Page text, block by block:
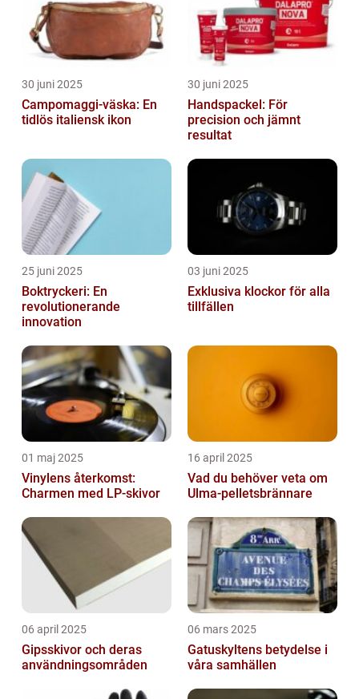
30 juni 2025
Campomaggi-väska: En
tidlös italiensk ikon
30 juni 2025
Handspackel: För
precision och jämnt
resultat
25 juni 2025
Boktryckeri: En
revolutionerande
innovation
03 juni 2025
Exklusiva klockor för alla
tillfällen
01 maj 2025
Vinylens återkomst:
Charmen med LP-skivor
16 april 2025
Vad du behöver veta om
Ulma-pelletsbrännare
06 april 2025
Gipsskivor och deras
användningsområden
06 mars 2025
Gatuskyltens betydelse i
våra samhällen